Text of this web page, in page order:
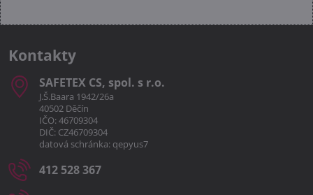
Kontakty
SAFETEX CS, spol​. s r​.o​.
J.Š.Baara 1942/26a
40502 Děčín
IČO: 46709304
DIČ: CZ46709304
datová schránka: qepyus7
412 528 367